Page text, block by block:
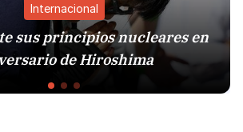
nucleares en
de Hiroshima